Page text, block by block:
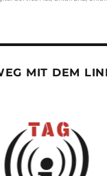
MIT DEM